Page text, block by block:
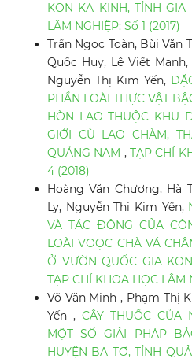
KON KA KINH, TỈNH GIA
LÂM NGHIỆP: Số 1 (2017)
Trần Ngọc Toàn, Bùi Văn
Quốc Huy, Lê Viết
Nguyễn Thị Kim Yến,
PHẦN LOÀI THỰC VẬT
HÒN LAO THUỘC KHU
GIỚI CÙ LAO CHÀM,
QUẢNG NAM , TẠP CHÍ
4 (2018)
Hoàng Văn Chương, Hà
Ly, Nguyễn Thị Kim Yến,
VÀ TÁC ĐỘNG CỦA
LOÀI VOỌC CHÀ VÁ
Ở VƯỜN QUỐC GIA
TẠP CHÍ KHOA HỌC LÂM
Võ Văn Minh , Phạm Thị
Yến , CÂY THUỐC CỦA
MỘT SỐ GIẢI PHÁP
HUYỆN BA TƠ, TỈNH